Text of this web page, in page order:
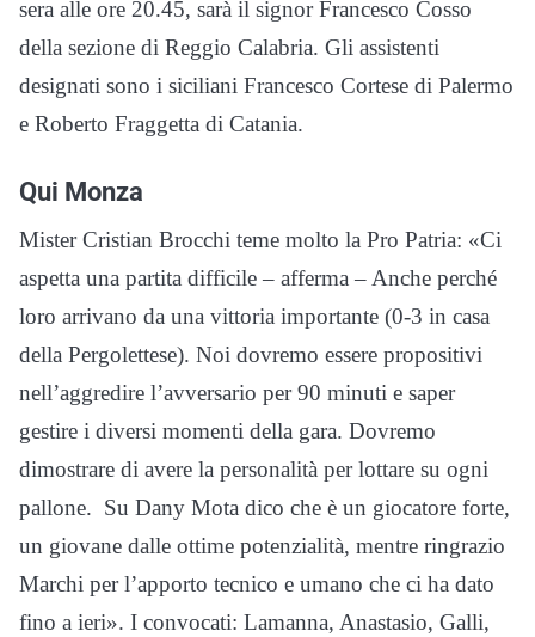
sera alle ore 20.45, sarà il signor Francesco Cosso
della sezione di Reggio Calabria. Gli assistenti
designati sono i siciliani Francesco Cortese di Palermo
e Roberto Fraggetta di Catania.
Qui Monza
Mister Cristian Brocchi teme molto la Pro Patria: «Ci
aspetta una partita difficile – afferma – Anche perché
loro arrivano da una vittoria importante (0-3 in casa
della Pergolettese). Noi dovremo essere propositivi
nell’aggredire l’avversario per 90 minuti e saper
gestire i diversi momenti della gara. Dovremo
dimostrare di avere la personalità per lottare su ogni
pallone. Su Dany Mota dico che è un giocatore forte,
un giovane dalle ottime potenzialità, mentre ringrazio
Marchi per l’apporto tecnico e umano che ci ha dato
fino a ieri». I convocati: Lamanna, Anastasio, Galli,